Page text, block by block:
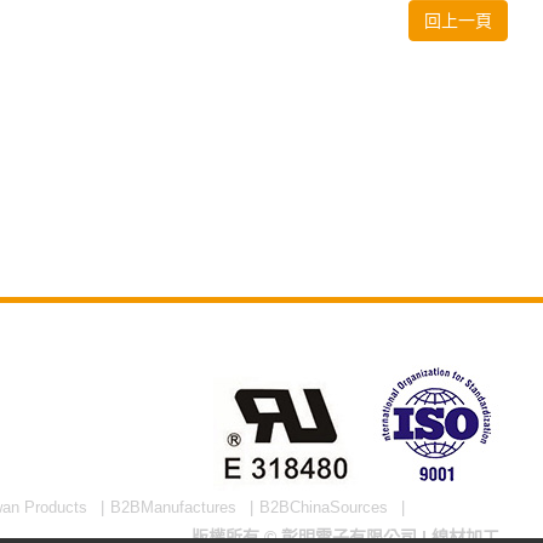
回上一頁
Products B2BManufactures B2BChinaSources
版權所有 © 彰明電子有限公司 | 線材加工